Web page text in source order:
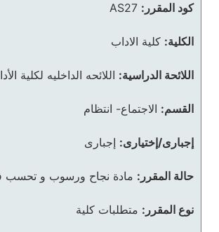
كود المقرر: AS27
الكلية: كلية الاداب
اللائحة الدراسية: اللائحه الداخليه لكلية الأداب
القسم: الاجتماع- انتظام
إجبارى/إختيارى: إجبارى
حالة المقرر: مادة نجاح ورسوب و تحسب
نوع المقرر: متطلبات كلية